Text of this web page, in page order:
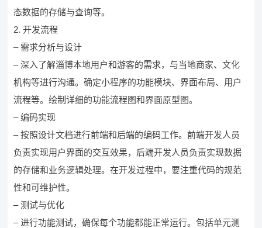
态数据的存储与查询等。
2. 开发流程
– 需求分析与设计
– 深入了解淄博本地用户和游客的需求，与当地商家、文化
机构等进行沟通。确定小程序的功能模块、界面布局、用户
流程等。绘制详细的功能流程图和界面原型图。
– 编码实现
– 按照设计文档进行前端和后端的编码工作。前端开发人员
负责实现用户界面的交互效果，后端开发人员负责实现数据
的存储和业务逻辑处理。在开发过程中，要注重代码的规范
性和可维护性。
– 测试与优化
– 进行功能测试，确保每个功能都能正常运行。包括单元测